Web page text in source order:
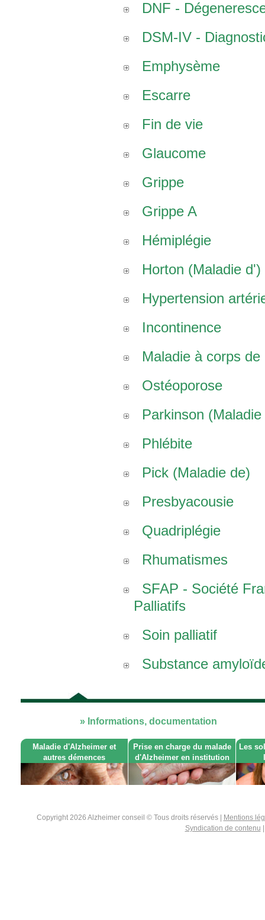
DNF -
DSM-IV -
Emphysème
Escarre
Fin de vie
Glaucome
Grippe
Grippe A
Hémiplégie
Horton (Maladie d')
Hypertension
Incontinence
Maladie à corps de
Ostéoporose
Parkinson (Maladie
Phlébite
Pick (Maladie de)
Presbyacousie
Quadriplégie
Rhumatismes
SFAP - Société
Palliatifs
Soin palliatif
Substance
» Informations, documentation
Maladie d'Alzheimer et
autres démences
Prise en charge du malade
d'Alzheimer en institution
Les
Copyright 2026 Alzheimer conseil © Tous droits réservés |
Mentions
Syndication de contenu